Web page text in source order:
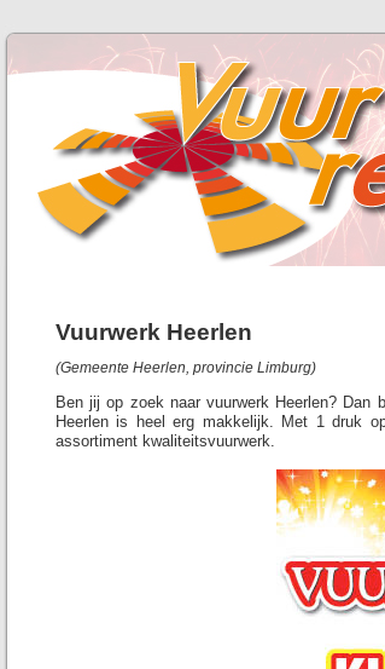
Vuurwerk Heerlen
(Gemeente Heerlen, provincie Limburg)
Ben jij op zoek naar vuurwerk Heerlen? Dan
Heerlen is heel erg makkelijk. Met 1 druk
assortiment kwaliteitsvuurwerk.